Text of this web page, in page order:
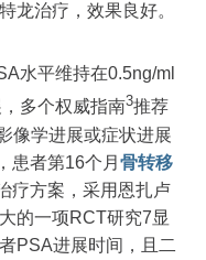
龙治疗，效果良好。
水平维持在0.5ng/ml
多个权威指南3推荐
像学进展或症状进展
患者第16个月 骨转移
疗方案，采用恩扎卢
的一项RCT研究7显
PSA进展时间，且二